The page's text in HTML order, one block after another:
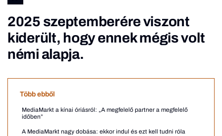
2025 szeptemberére viszont
kiderült, hogy ennek mégis volt
némi alapja.
Több ebből
MediaMarkt a kínai óriásról: „A megfelelő partner a megfelelő
időben”
A MediaMarkt nagy dobása: ekkor indul és ezt kell tudni róla